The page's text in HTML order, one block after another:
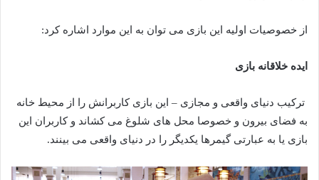
از خصوصیات اولیه این بازی می توان به این موارد اشاره کرد:
ایده خلاقانه بازی
ترکیب دنیای واقعی و مجازی – این بازی کاربرانش را از محیط خانه
به فضای بیرون و خصوصا محل های شلوغ می کشاند و کاربران این
بازی یا به عبارتی گیمرها یکدیگر را در دنیای واقعی می بینند.